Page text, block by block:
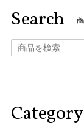
Search
Category